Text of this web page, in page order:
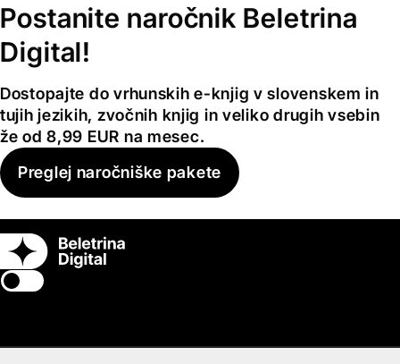
Postanite naročnik Beletrina
Digital!
Dostopajte do vrhunskih e-knjig v slovenskem in
tujih jezikih, zvočnih knjig in veliko drugih vsebin
že od 8,99 EUR na mesec.
Preglej naročniške pakete
Switch theme